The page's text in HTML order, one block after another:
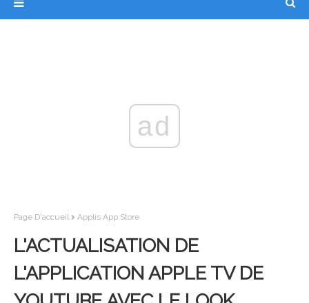
ad
Page D'accueil Applis App Store
L'ACTUALISATION DE
L'APPLICATION APPLE TV DE